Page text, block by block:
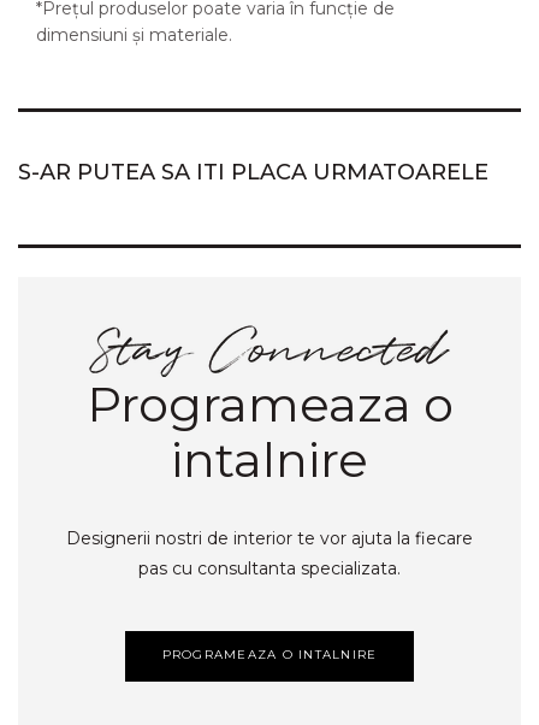
*Prețul produselor poate varia în funcție de
dimensiuni și materiale.
S-AR PUTEA SA ITI PLACA URMATOARELE
Programeaza o
intalnire
Designerii nostri de interior te vor ajuta la fiecare
pas cu consultanta specializata.
PROGRAMEAZA O INTALNIRE